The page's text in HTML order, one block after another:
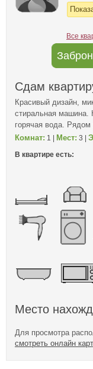
Все
Сдам
Красивый дизайн,
стиральная машина.
горячая вода. Рядом
Комнат: 1 | Мест: 3 |
В квартире есть:
Место
Для просмотра
смотреть онлайн